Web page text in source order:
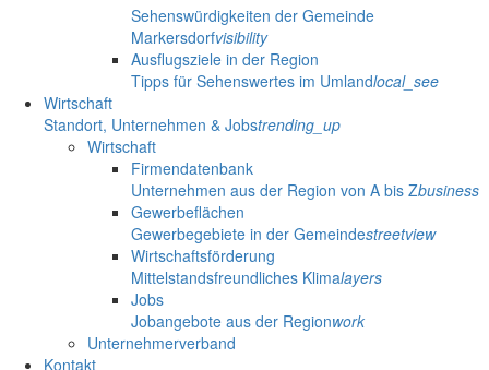
Sehenswürdigkeiten der Gemeinde
Markersdorfvisibility
Ausflugsziele in der Region
Tipps für Sehenswertes im Umlandlocal_see
Wirtschaft
Standort, Unternehmen & Jobstrending_up
Wirtschaft
Firmendatenbank
Unternehmen aus der Region von A bis Zbusiness
Gewerbeflächen
Gewerbegebiete in der Gemeindestreetview
Wirtschaftsförderung
Mittelstandsfreundliches Klimalayers
Jobs
Jobangebote aus der Regionwork
Unternehmerverband
Kontakt